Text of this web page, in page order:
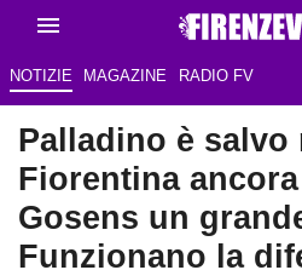
NOTIZIE MAGAZINE RADIO FV
Palladino è salvo
Fiorentina
Gosens un
Funzionano la